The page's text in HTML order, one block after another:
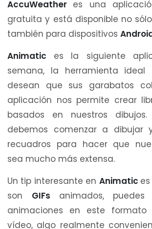
AccuWeather es una
gratuita y está disponible no
también para dispositivos
Animatic es la siguiente
semana, la herramienta ideal
desean que sus garabatos
aplicación nos permite crear
basados en nuestros dibujos.
debemos comenzar a dibujar
recuadros para hacer que
sea mucho más extensa.
Un tip interesante en Animatic
son GIFs animados,
animaciones en este
vídeo, algo realmente